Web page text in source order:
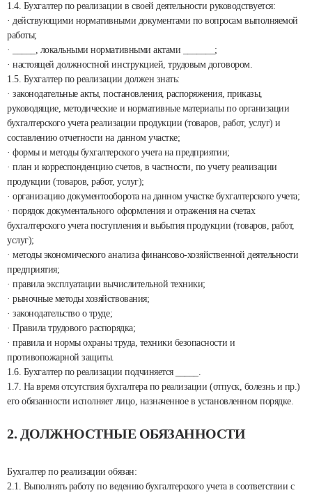
1.4. Бухгалтер по реализации в своей деятельности руководствуется:
· действующими нормативными документами по вопросам выполняемой
работы;
· _____, локальными нормативными актами _______;
· настоящей должностной инструкцией, трудовым договором.
1.5. Бухгалтер по реализации должен знать:
· законодательные акты, постановления, распоряжения, приказы,
руководящие, методические и нормативные материалы по организации
бухгалтерского учета реализации продукции (товаров, работ, услуг) и
составлению отчетности на данном участке;
· формы и методы бухгалтерского учета на предприятии;
· план и корреспонденцию счетов, в частности, по учету реализации
продукции (товаров, работ, услуг);
· организацию документооборота на данном участке бухгалтерского учета;
· порядок документального оформления и отражения на счетах
бухгалтерского учета поступления и выбытия продукции (товаров, работ,
услуг);
· методы экономического анализа финансово-хозяйственной деятельности
предприятия;
· правила эксплуатации вычислительной техники;
· рыночные методы хозяйствования;
· законодательство о труде;
· Правила трудового распорядка;
· правила и нормы охраны труда, техники безопасности и
противопожарной защиты.
1.6. Бухгалтер по реализации подчиняется _____.
1.7. На время отсутствия бухгалтера по реализации (отпуск, болезнь и пр.)
его обязанности исполняет лицо, назначенное в установленном порядке.
2. ДОЛЖНОСТНЫЕ ОБЯЗАННОСТИ
Бухгалтер по реализации обязан:
2.1. Выполнять работу по ведению бухгалтерского учета в соответствии с